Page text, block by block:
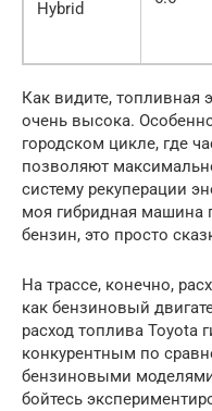
Hybrid
Как видите, топливная
очень высока.
городском цикле, где
позволяют
систему рекуперации
моя гибридная машина
бензин, это просто
На трассе, конечно,
как бензиновый
расход топлива Toyota
конкурентным по
бензиновыми
бойтесь